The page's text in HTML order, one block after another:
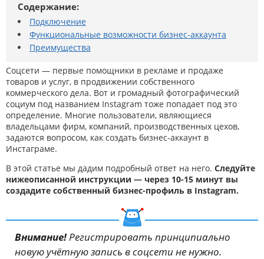
Содержание:
Подключение
Функциональные возможности бизнес-аккаунта
Преимущества
Соцсети — первые помощники в рекламе и продаже
товаров и услуг, в продвижении собственного
коммерческого дела. Вот и громадный фотографический
социум под названием Instagram тоже попадает под это
определение. Многие пользователи, являющиеся
владельцами фирм, компаний, производственных цехов,
задаются вопросом, как создать бизнес-аккаунт в
Инстаграме.
В этой статье мы дадим подробный ответ на него. Следуйте
нижеописанной инструкции — через 10-15 минут вы
создадите собственный бизнес-профиль в Instagram.
Внимание!Регистрировать принципиально
новую учётную запись в соцсети не нужно.